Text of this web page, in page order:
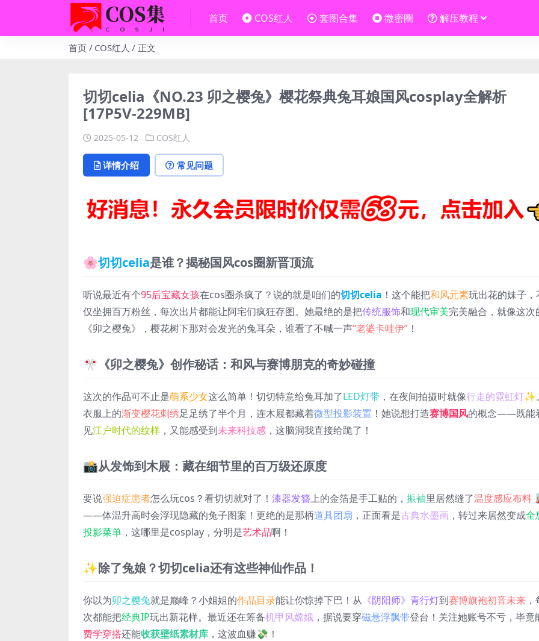
首页 COS红人 套图合集 微密圈 解压教程
首页 COS红人 正文
切切celia《NO.23 卯之樱兔》樱花祭典兔耳娘国风cosplay全解析
[17P5V-229MB]
2025-05-12 COS红人
详情介绍 常见问题
🌸切切celia是谁？揭秘国风cos圈新晋顶流
听说最近有个95后宝藏女孩在cos圈杀疯了？说的就是咱们的切切celia ！这个能把和风元素玩出花的妹子，
仅坐拥百万粉丝，每次出片都能让阿宅们疯狂存图。她最绝的是把传统服饰和现代审美完美融合，就像这次
《卯之樱兔》，樱花树下那对会发光的兔耳朵，谁看了不喊一声“老婆卡哇伊” ！
🎌《卯之樱兔》创作秘话：和风与赛博朋克的奇妙碰撞
这次的作品可不止是萌系少女这么简单！切切特意给兔耳加了LED灯带 ，在夜间拍摄时就像行走的霓虹灯✨。
衣服上的渐变樱花刺绣足足绣了半个月，连木屐都藏着微型投影装置 ！她说想打造赛博国风的概念——既能
见江户时代的纹样 ，又能感受到未来科技感 ，这脑洞我直接给跪了！
📸从发饰到木屐：藏在细节里的百万级还原度
要说强迫症患者怎么玩cos？看切切就对了！ 漆器发簪上的金箔是手工贴的， 振袖里居然缝了温度感应布料
——体温升高时会浮现隐藏的兔子图案！更绝的是那柄道具团扇 ，正面看是古典水墨画 ，转过来居然变成全
投影菜单 ，这哪里是cosplay，分明是艺术品啊！
✨除了兔娘？切切celia还有这些神仙作品！
你以为卯之樱兔就是巅峰？小姐姐的作品目录能让你惊掉下巴！从 《阴阳师》青行灯到赛博旗袍初音未来
次都能把经典IP玩出新花样。最近还在筹备机甲风嫦娥 ，据说要穿磁悬浮飘带登台！关注她账号不亏，毕竟
费学穿搭还能收获壁纸素材库 ，这波血赚💸！